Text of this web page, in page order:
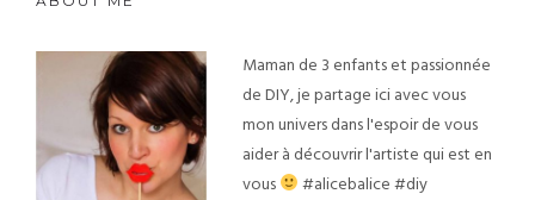
Maman de 3 enfants et passionnée
de DIY, je partage ici avec vous
mon univers dans l'espoir de vous
aider à découvrir l'artiste qui est en
vous
#alicebalice #diy